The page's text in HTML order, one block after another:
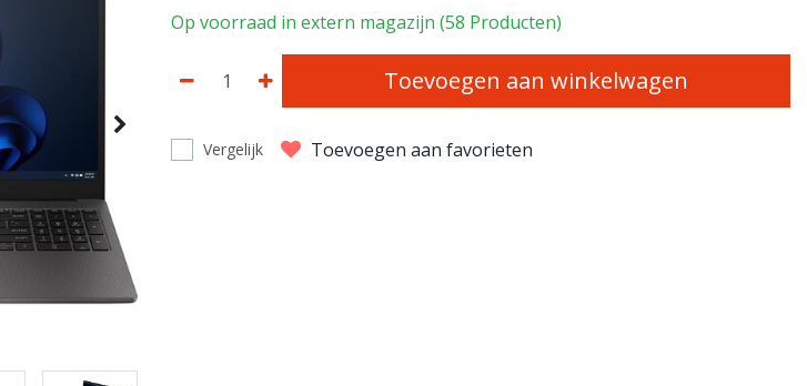
Op voorraad in extern magazijn (58 Producten)
Toevoegen aan winkelwagen
Vergelijk Toevoegen aan favorieten